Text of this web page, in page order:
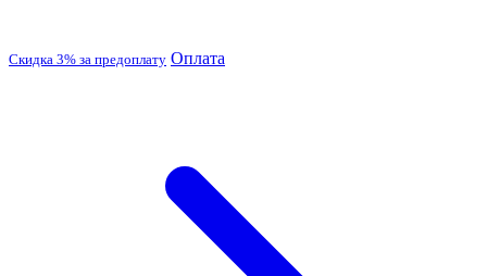
Скидка 3% за предоплату Оплата